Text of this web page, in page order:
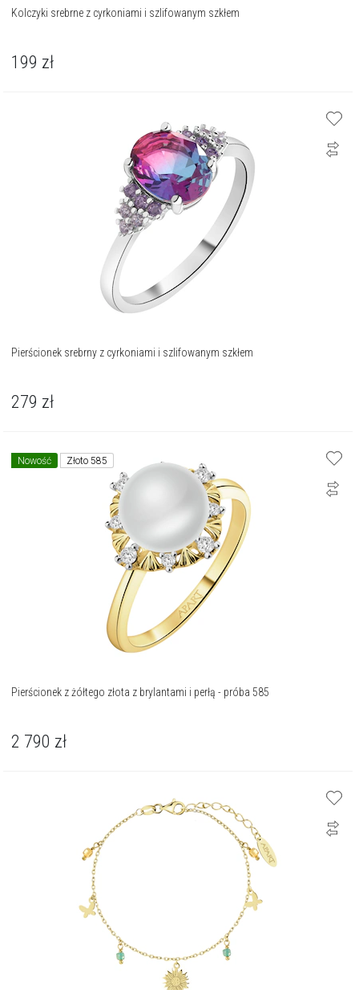
Kolczyki srebrne z cyrkoniami i szlifowanym szkłem
199 zł
Pierścionek srebrny z cyrkoniami i szlifowanym szkłem
279 zł
Nowość Złoto 585
Pierścionek z żółtego złota z brylantami i perłą - próba 585
2 790 zł